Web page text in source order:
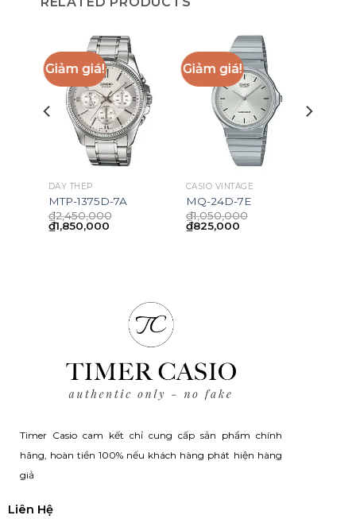
Giảm giá!
DÂY THÉP
MTP-1375D-7A
₫2,450,000
Original
price
₫1,850,000Current
Giảm giá!
CASIO VINTAGE
MQ-24D-7E
₫1,050,000
Original
price
₫825,000Current
Timer Casio cam kết chỉ cung cấp sản phẩm chính
hãng, hoàn tiền 100% nếu khách hàng phát hiện hàng
giả
Liên Hệ